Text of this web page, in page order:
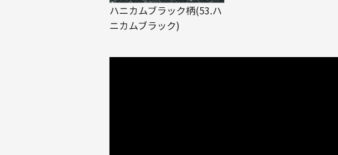
ハニカムブラック柄(53.ハ
ニカムブラック)